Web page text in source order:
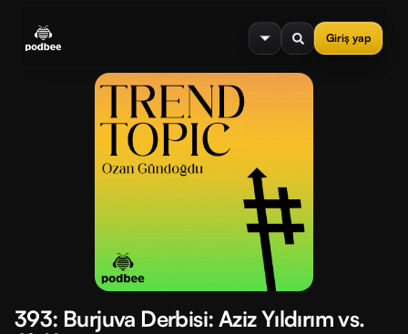
Giriş yap
menu
393: Burjuva Derbisi: Aziz Yıldırım vs.